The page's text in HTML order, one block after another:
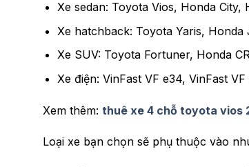
Xe sedan: Toyota Vios, Honda City,
Xe hatchback: Toyota Yaris, Honda
Xe SUV: Toyota Fortuner, Honda
Xe điện: VinFast VF e34, VinFast VF
Xem thêm: thuê xe 4 chỗ toyota vios
Loại xe bạn chọn sẽ phụ thuộc vào